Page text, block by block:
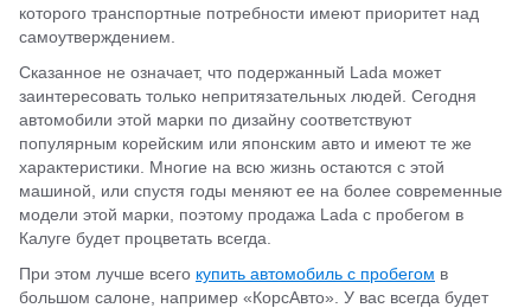
которого транспортные потребности имеют приоритет над
самоутверждением.
Сказанное не означает, что подержанный Lada может
заинтересовать только непритязательных людей. Сегодня
автомобили этой марки по дизайну соответствуют
популярным корейским или японским авто и имеют те же
характеристики. Многие на всю жизнь остаются с этой
машиной, или спустя годы меняют ее на более современные
модели этой марки, поэтому продажа Lada с пробегом в
Калуге будет процветать всегда.
При этом лучше всего купить автомобиль с пробегом в
большом салоне, например «КорсАвто». У вас всегда будет